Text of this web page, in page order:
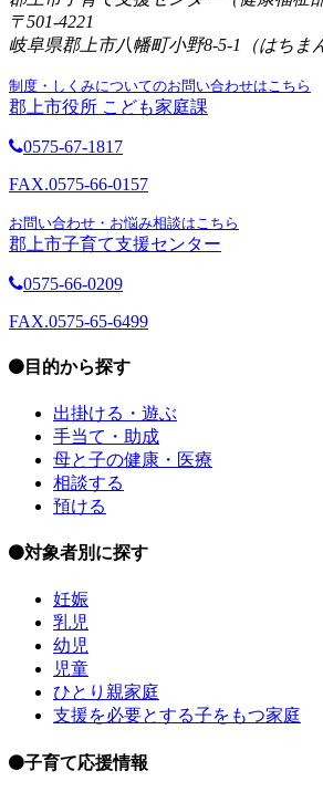
〒501-4221
岐阜県郡上市八幡町小野8-5-1（はちま
制度・しくみについてのお問い合わせはこちら
郡上市役所 こども家庭課
0575-67-1817
FAX.0575-66-0157
お問い合わせ・お悩み相談はこちら
郡上市子育て支援センター
0575-66-0209
FAX.0575-65-6499
目的から探す
出掛ける・遊ぶ
手当て・助成
母と子の健康・医療
相談する
預ける
対象者別に探す
妊娠
乳児
幼児
児童
ひとり親家庭
支援を必要とする子をもつ家庭
子育て応援情報